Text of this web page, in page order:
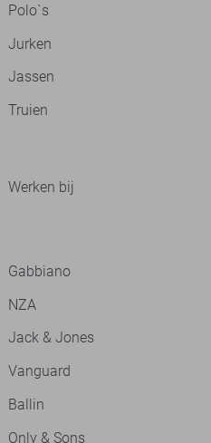
Polo`s
Jurken
Jassen
Truien
Werken bij
Gabbiano
NZA
Jack & Jones
Vanguard
Ballin
Only & Sons